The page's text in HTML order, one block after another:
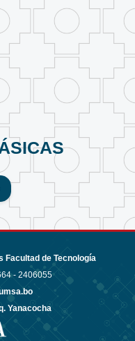
de Tecnología
- 2406055
Yanacocha